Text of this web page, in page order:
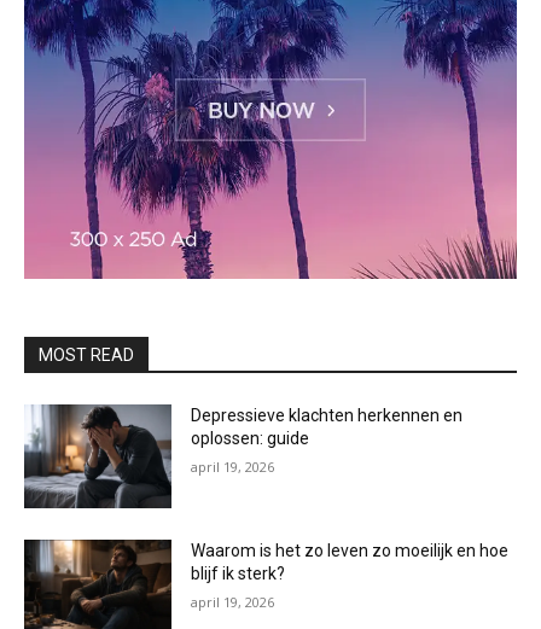
MOST READ
Depressieve klachten herkennen en
oplossen: guide
april 19, 2026
Waarom is het zo leven zo moeilijk en hoe
blijf ik sterk?
april 19, 2026